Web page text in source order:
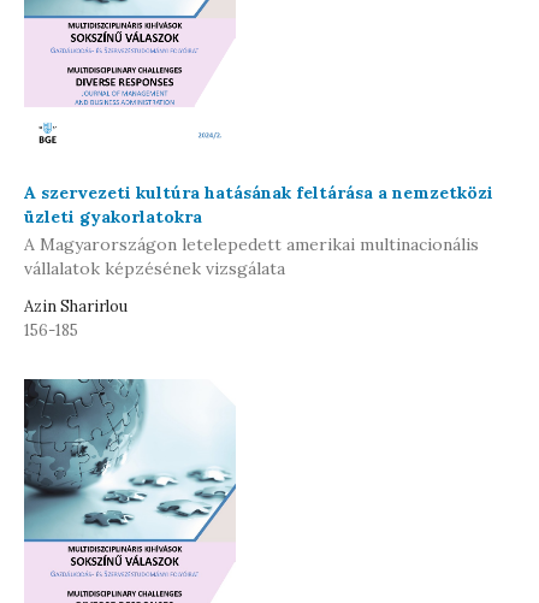
A szervezeti kultúra hatásának feltárása a nemzetközi
üzleti gyakorlatokra
A Magyarországon letelepedett amerikai multinacionális
vállalatok képzésének vizsgálata
Azin Sharirlou
156-185